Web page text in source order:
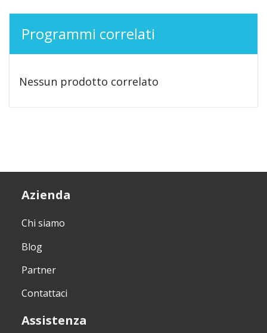
Programmi correlati
Nessun prodotto correlato
Azienda
Chi siamo
Blog
Partner
Contattaci
Assistenza